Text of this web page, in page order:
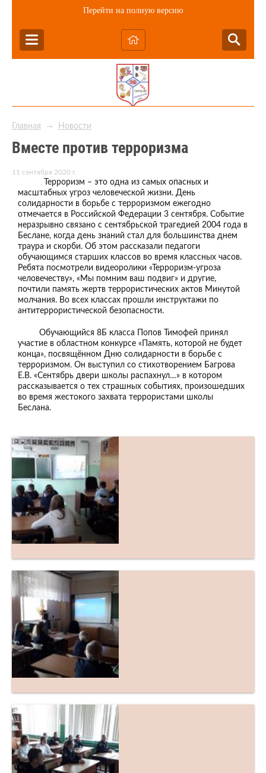
Перейти на полную версию
Главная → Новости
Вместе против терроризма
11 сентября 2020 г.
Терроризм – это одна из самых опасных и
масштабных угроз человеческой жизни. День
солидарности в борьбе с терроризмом ежегодно
отмечается в Российской Федерации 3 сентября. Событие
неразрывно связано с сентябрьской трагедией 2004 года в
Беслане, когда день знаний стал для большинства днем
траура и скорби. Об этом рассказали педагоги
обучающимся старших классов во время классных часов.
Ребята посмотрели видеоролики «Терроризм-угроза
человечеству», «Мы помним ваш подвиг» и другие,
почтили память жертв террористических актов Минутой
молчания. Во всех классах прошли инструктажи по
антитеррористической безопасности.
Обучающийся 8Б класса Попов Тимофей принял
участие в областном конкурсе «Память, которой не будет
конца», посвящённом Дню солидарности в борьбе с
терроризмом. Он выступил со стихотворением Багрова
Е.В. «Сентябрь двери школы распахнул…» в котором
рассказывается о тех страшных событиях, произошедших
во время жестокого захвата террористами школы
Беслана.